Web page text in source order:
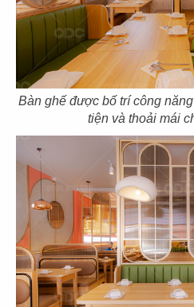
Bàn ghế được bố trí công
tiện và thoải mái
137
LUK DING KI
CN Q. Bình Tân
139
BA BA KỶ NGUYÊN
CN Vinhomes Grand Park